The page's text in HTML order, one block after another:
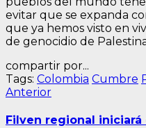
evitar que se expanda
que ya hemos visto en
de genocidio de
compartir por...
Tags: Colombia Cumbre
Navegación
de
AnteriorEntrada
Filven regional iniciará